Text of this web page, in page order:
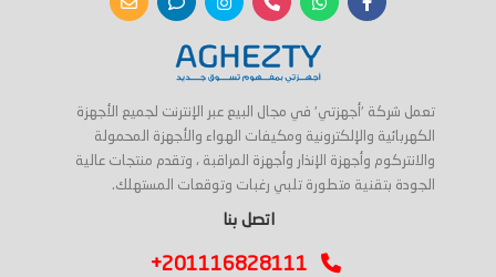
تعمل شركة 'أجهزتي' في مجال البيع عبر الإنترنت لجميع الأجهزة
الكهربائية والإلكترونية ومكيفات الهواء والأجهزة المحمولة
والانتركوم وأجهزة الإنذار وأجهزة المراقبة ، وتقدم منتجات عالية
الجودة بتقنية متطورة تلبي رغبات وتوقعات المستهلك.
اتصل بنا
+201116828111